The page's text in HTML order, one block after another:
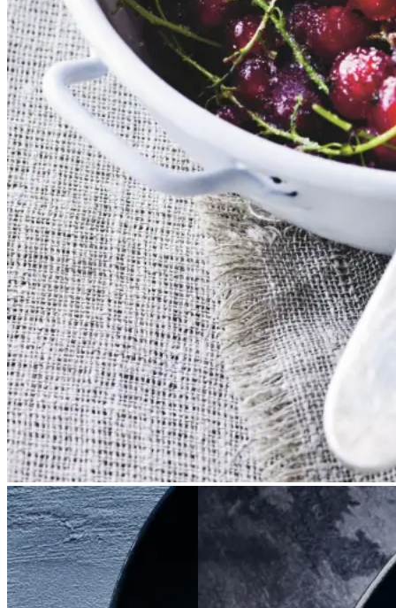
De rødlige bær er en sand
sommerklassiker. De har en frisk
og syrlig smag, som når de koges
op med sukker, udgør et dejligt
tilbehør til søde sager. De kan
serveres både til is, en kage eller
bare med letpisket flødeskum eller
skyr rørt lind med lidt mælk.